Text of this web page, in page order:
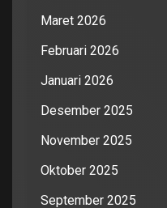
Maret 2026
Februari 2026
Januari 2026
Desember 2025
November 2025
Oktober 2025
September 2025